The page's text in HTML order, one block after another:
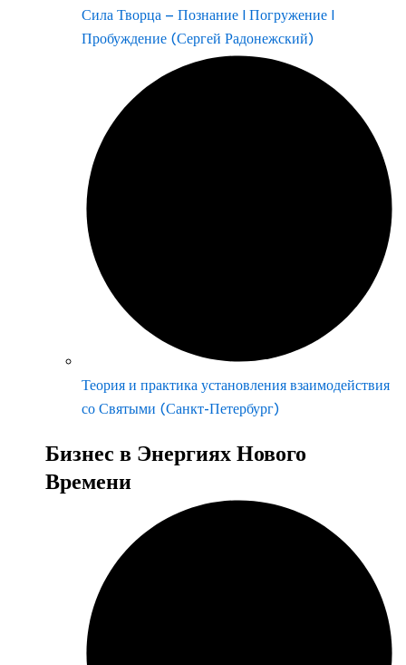
Сила Творца – Познание | Погружение |
Пробуждение (Сергей Радонежский)
Теория и практика установления взаимодействия
со Святыми (Санкт-Петербург)
Бизнес в Энергиях Нового
Времени